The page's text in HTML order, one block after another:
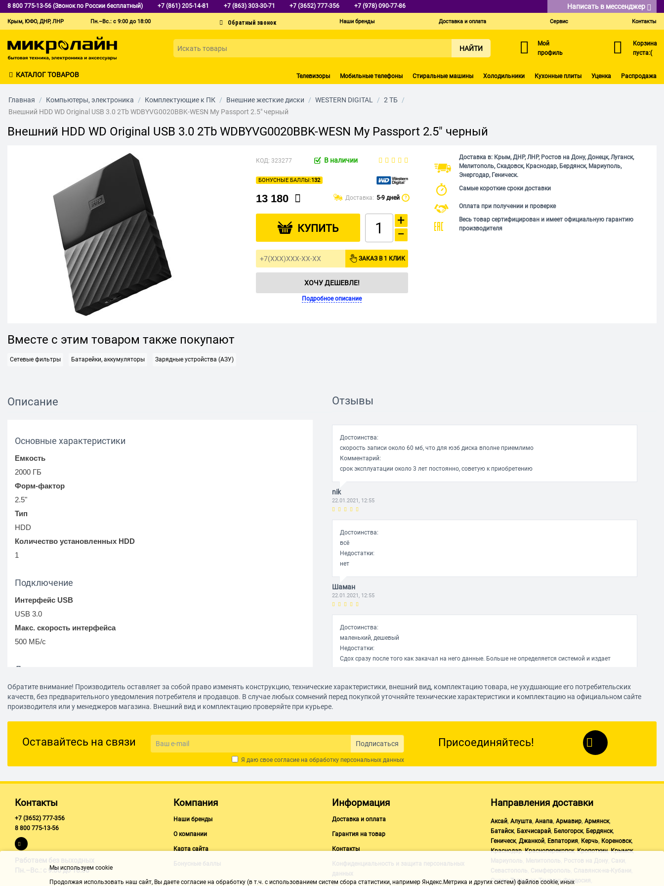
8 800 775-13-56 (Звонок по России бесплатный) +7 (861) 205-14-81 +7 (863) 303-30-71 +7 (3652) 777-356 +7 (978) 090-77-86 Написать в мессенджер
Крым, ЮФО, ДНР, ЛНР Пн.–Вс.: с 9:00 до 18:00 Наши бренды Доставка и оплата Сервис Контакты
НАЙТИ
Мой
профиль
Корзина
пуста:(
КАТАЛОГ ТОВАРОВ Телевизоры Мобильные телефоны Стиральные машины Холодильники Кухонные плиты Уценка Распродажа
Главная / Компьютеры, электроника / Комплектующие к ПК / Внешние жесткие диски / WESTERN DIGITAL / 2 ТБ
/
Внешний HDD WD Original USB 3.0 2Tb WDBYVG0020BBK-WESN My Passport 2.5" черный
Внешний HDD WD Original USB 3.0 2Tb WDBYVG0020BBK-WESN My Passport 2.5" черный
КОД: 323277 В наличии
БОНУСНЫЕ БАЛЛЫ:132
13 180 Доставка: 5-9 дней ?
КУПИТЬ
+
−
ЗАКАЗ В 1 КЛИК
ХОЧУ ДЕШЕВЛЕ!
Подробное описание
Доставка в: Крым, ДНР, ЛНР, Ростов на Дону, Донецк, Луганск,
Мелитополь, Скадовск, Краснодар, Бердянск, Мариуполь,
Энергодар, Геническ.
Самые короткие сроки доставки
Оплата при получении и проверке
Весь товар сертифицирован и имеет официальную гарантию
производителя
Вместе с этим товаром также покупают
Сетевые фильтры Батарейки, аккумуляторы Зарядные устройства (АЗУ)
Описание
Основные характеристики
Емкость
2000 ГБ
Форм-фактор
2.5"
Тип
HDD
Количество установленных HDD
1
Подключение
Интерфейс USB
USB 3.0
Макс. скорость интерфейса
500 МБ/с
Дополнительно
Мин. рабочая температура
5° C
Ширина
21.5 мм
Длина
Вес
250 г
Отзывы
Достоинства:
скорость записи около 60 мб, что для юзб диска вполне приемлимо
Комментарий:
срок эксплуатации около 3 лет постоянно, советую к приобретению
nik
22.01.2021, 12:55
Достоинства:
всё
Недостатки:
нет
Шаман
22.01.2021, 12:55
Достоинства:
маленький, дешевый
Недостатки:
Сдох сразу после того как закачал на него данные. Больше не определяется системой и издает
Комментарий:
покупайте этот жесткий диск только на свой страх и риск
Mike
Достоинства:
Комментарий:
устраивает.
22.01.2021, 12:55
Достоинства:
Красивая форма
Обратите внимание! Производитель оставляет за собой право изменять конструкцию, технические характеристики, внешний вид, комплектацию товара, не ухудшающие его потребительских
качеств, без предварительного уведомления потребителя и продавцов. В случае любых сомнений перед покупкой уточняйте технические характеристики и комплектацию на официальном сайте
производителя или у менеджеров магазина. Внешний вид и комплектацию проверяйте при курьере.
Оставайтесь на связи Подписаться
Я даю свое согласие на обработку персональных данных
Присоединяйтесь!
Контакты
+7 (3652) 777-356
8 800 775-13-56
Работаем без выходных
Пн.–Вс.: с 9:00 до 18:00
Компания
Наши бренды
О компании
Карта сайта
Бонусные баллы
Информация
Доставка и оплата
Гарантия на товар
Контакты
Конфиденциальность и защита персональных
данных
Направления доставки
Аксай, Алушта, Анапа, Армавир, Армянск,
Батайск, Бахчисарай, Белогорск, Бердянск,
Геническ, Джанкой, Евпатория, Керчь, Кореновск,
Краснодар,Красноперекопск,Кропоткин,Крымск,
Мариуполь Мелитополь Ростов на Дону Саки
Севастополь Симферополь Славянск-на-Кубани
Судак,Таганрог,Темрюк,Феодосия
Мы используем cookie
Продолжая использовать наш cайт, Вы даете согласие на обработку (в т.ч. с использованием систем сбора статистики, например Яндекс.Метрика и других систем) файлов cookie, иных